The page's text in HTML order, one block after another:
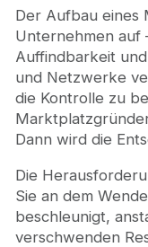
Was die
Wann
Den richtigen
Die
Das richtige
Häufig
Wie viel
Was ist der
Wie lange
Der Aufbau eines
Unternehmen auf
Auffindbarkeit
und Netzwerke
die Kontrolle zu
Dann wird die
Die
Sie an dem
beschleunigt,
verschwenden